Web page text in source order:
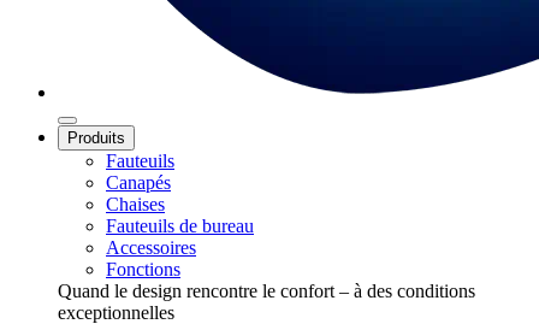
Produits
Fauteuils
Canapés
Chaises
Fauteuils de bureau
Accessoires
Fonctions
Quand le design rencontre le confort – à des conditions
exceptionnelles